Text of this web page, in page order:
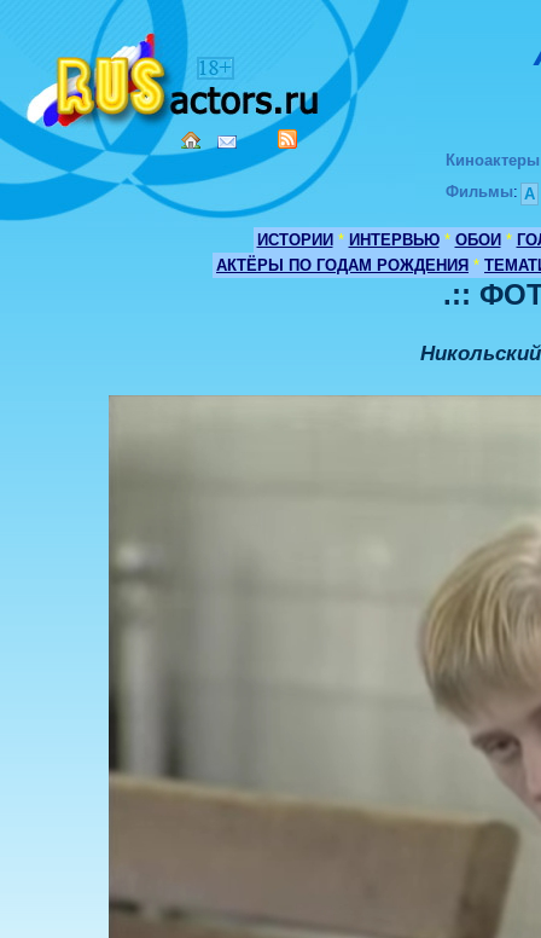
Киноактеры
Фильмы: А
ИСТОРИИ * ИНТЕРВЬЮ * ОБОИ *
АКТЁРЫ ПО ГОДАМ РОЖДЕНИЯ *
.::